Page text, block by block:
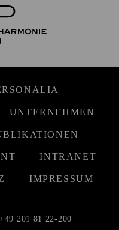
UNTERNEHMEN
INTRANET
IMPRESSUM
+49 201 81 22-200